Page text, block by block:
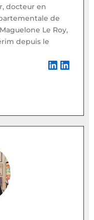
docteur en
de
Le Roy,
depuis le
LinkedIn LinkedIn